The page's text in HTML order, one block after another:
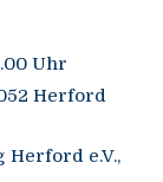
Uhr
Herford
e.V.,